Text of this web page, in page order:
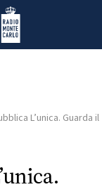
Radio Monte Carlo
L’unica. Guarda il